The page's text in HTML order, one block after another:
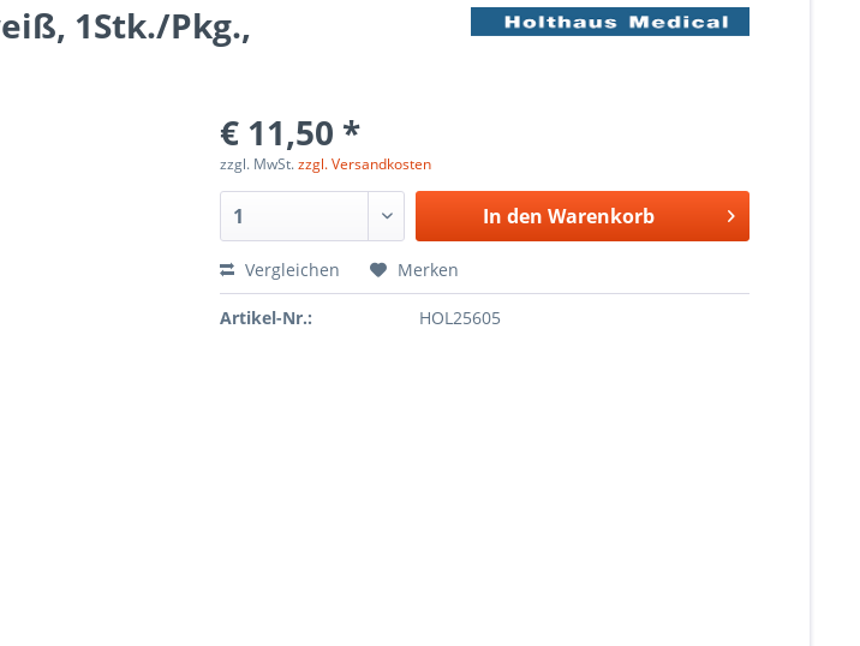
1Stk./Pkg.,
€ 11,50 *
zzgl. MwSt.zzgl. Versandkosten
In den Warenkorb
Vergleichen Merken
Artikel-Nr.: HOL25605